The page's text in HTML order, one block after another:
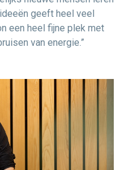
geeft heel veel
een heel fijne plek met
van energie.”